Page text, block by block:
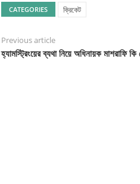
CATEGORIES ক্রিকেট
Previous article
হ্যামস্ট্রিংয়ের ব্যথা নিয়ে অধিনায়ক মাশরাফি কি